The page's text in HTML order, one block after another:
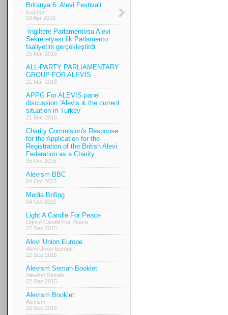
Britanya 6. Alevi Festivali
teacher
18 Apr 2016
-İngiltere Parlamentosu Alevi
Sekreteryası ilk Parlamento
faaliyetini gerçekleştirdi.
25 Mar 2016
ALL-PARTY PARLIAMENTARY
GROUP FOR ALEVIS
21 Mar 2016
APPG For ALEVIS panel
discussion ‘Alevis & the current
situation in Turkey'
21 Mar 2016
Charity Commision's Response
for the Application for the
Registration of the British Alevi
Federation as a Charity
05 Oct 2015
Alevism BBC
04 Oct 2015
Media Brifing
04 Oct 2015
Light A Candle For Peace
Light A Candle For Peace
22 Sep 2015
Alevi Union Europe
Alevi Union Europe
22 Sep 2015
Alevism Semah Booklet
Alevism Semah
22 Sep 2015
Alevism Booklet
Alevism
22 Sep 2015